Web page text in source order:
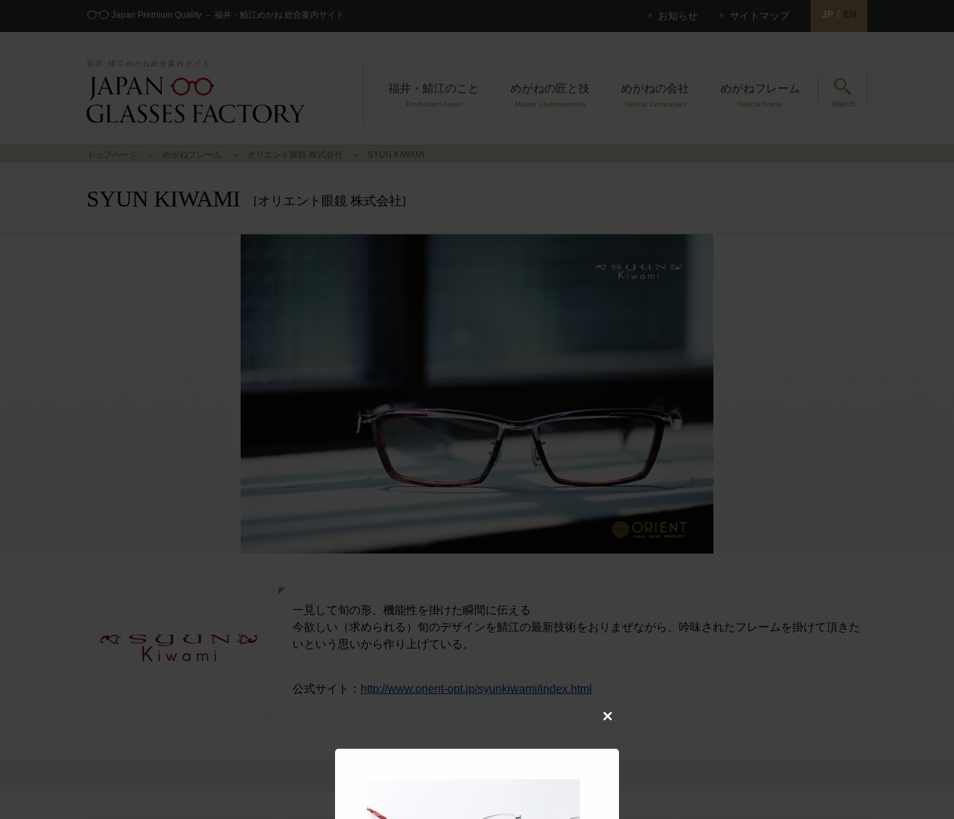
Japan Premium Quality － 福井・鯖江めがね 総合案内サイト お知らせ サイトマップ JP /
福井･鯖江めがね総合案内サイト
福井・鯖江のこと
Production Areas
めがねの匠と技
Master Craftsmanship
めがねの会社
Optical Companies
めがねフレーム
Optical Frame
トップページ めがねフレーム オリエント眼鏡 株式会社 SYUN KIWAMI
SYUN KIWAMI [オリエント眼鏡 株式会社]
一見して旬の形、機能性を掛けた瞬間に伝える
今欲しい（求められる）旬のデザインを鯖江の最新技術をおりまぜながら、吟味されたフレームを掛けて頂きた
いという思いから作り上げている。
公式サイト： http://www.orient-opt.jp/syunkiwami/index.html
module